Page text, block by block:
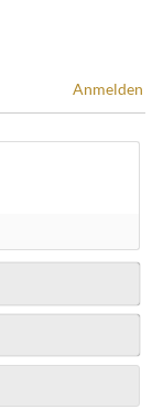
Anmelden